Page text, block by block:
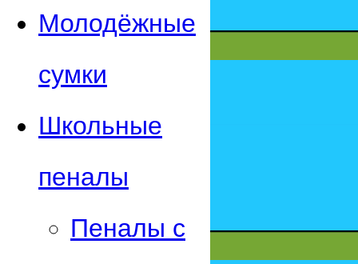
Молодёжные
сумки
Школьные
пеналы
Пеналы с